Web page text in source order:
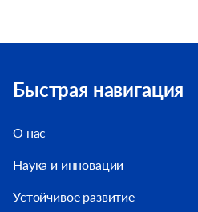
Быстрая навигация
О нас
Наука и инновации
Устойчивое развитие